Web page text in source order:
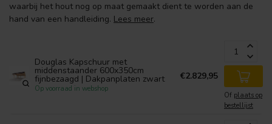
waarbij het hout nog op maat gemaakt dient te worden aan de
hand van een handleiding. Lees meer.
Douglas Kapschuur met
middenstaander 600x350cm
fijnbezaagd | Dakpanplaten zwart
Op voorraad in webshop
€2.829,95
Of plaats op
bestellijst